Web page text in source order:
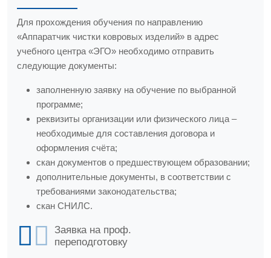
Для прохождения обучения по направлению
«Аппаратчик чистки ковровых изделий» в адрес
учебного центра «ЭГО» необходимо отправить
следующие документы:
заполненную заявку на обучение по выбранной
программе;
реквизиты организации или физического лица –
необходимые для составления договора и
оформления счёта;
скан документов о предшествующем образовании;
дополнительные документы, в соответствии с
требованиями законодательства;
скан СНИЛС.
Заявка на проф.
переподготовку